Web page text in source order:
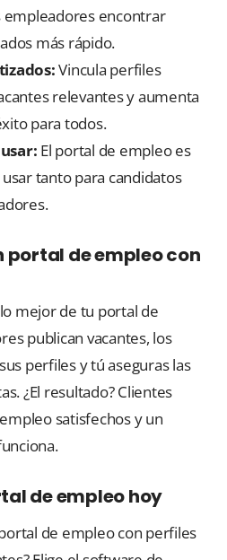
encontrar
más rápido.
Vincula perfiles
relevantes y aumenta
para todos.
El portal de empleo es
tanto para candidatos
portal de empleo con
mejor de tu portal de
publican vacantes, los
perfiles y tú aseguras las
¿El resultado? Clientes
satisfechos y un
de empleo hoy
de empleo con perfiles